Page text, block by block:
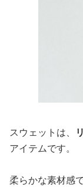
スウェットは、
アイテムです。
柔らかな素材感